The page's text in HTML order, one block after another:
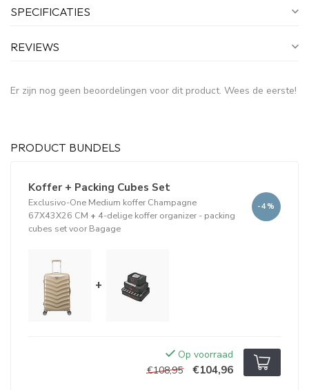
SPECIFICATIES
REVIEWS
Er zijn nog geen beoordelingen voor dit product. Wees de eerste!
PRODUCT BUNDELS
Koffer + Packing Cubes Set
Exclusivo-One Medium koffer Champagne
67X43X26 CM + 4-delige koffer organizer - packing
cubes set voor Bagage
-4%
+
Op voorraad
€108,95
€104,96